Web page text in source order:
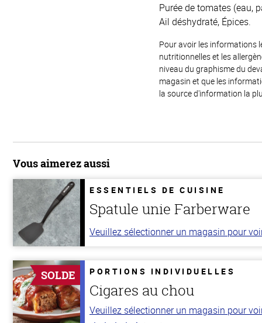
Purée de tomates (eau,
Ail déshydraté, Épices.
Pour avoir les informations
nutritionnelles et les
niveau du graphisme du
magasin et que les
la source d'information la
Vous aimerez aussi
ESSENTIELS DE CUISINE
Spatule unie Farberware
Veuillez sélectionner un magasin pour
SOLDE PORTIONS INDIVIDUELLES
Cigares au chou
Veuillez sélectionner un magasin pour